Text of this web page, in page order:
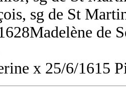
sg de St
de
x 25/6/1615